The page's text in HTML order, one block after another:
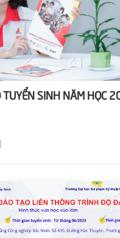
TUYỂN SINH NĂM HỌC